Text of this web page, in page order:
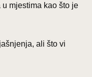
mjestima kao što je
ali što vi